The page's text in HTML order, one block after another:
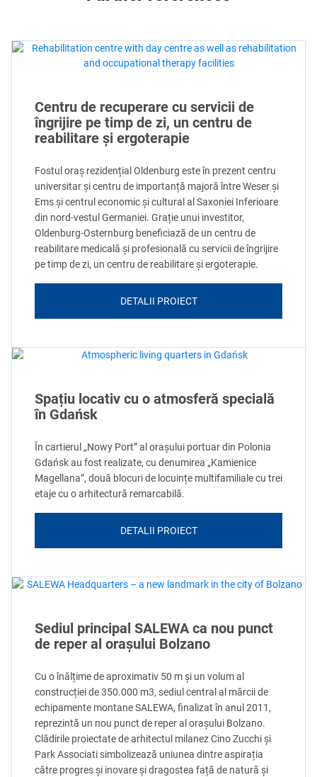
Centru de recuperare cu servicii de
îngrijire pe timp de zi, un centru de
reabilitare și ergoterapie
Fostul oraș rezidențial Oldenburg este în prezent centru
universitar și centru de importanță majoră între Weser și
Ems și centrul economic și cultural al Saxoniei Inferioare
din nord-vestul Germaniei. Grație unui investitor,
Oldenburg-Osternburg beneficiază de un centru de
reabilitare medicală și profesională cu servicii de îngrijire
pe timp de zi, un centru de reabilitare și ergoterapie.
DETALII PROIECT
Spațiu locativ cu o atmosferă specială
în Gdańsk
În cartierul „Nowy Port” al orașului portuar din Polonia
Gdańsk au fost realizate, cu denumirea „Kamienice
Magellana”, două blocuri de locuințe multifamiliale cu trei
etaje cu o arhitectură remarcabilă.
DETALII PROIECT
Sediul principal SALEWA ca nou punct
de reper al orașului Bolzano
Cu o înălțime de aproximativ 50 m și un volum al
construcției de 350.000 m3, sediul central al mărcii de
echipamente montane SALEWA, finalizat în anul 2011,
reprezintă un nou punct de reper al orașului Bolzano.
Clădirile proiectate de arhitectul milanez Cino Zucchi și
Park Associati simbolizează uniunea dintre aspirația
către progres și inovare și dragostea față de natură și